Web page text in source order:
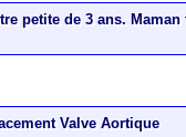
petite de 3 ans. Maman
Valve Aortique